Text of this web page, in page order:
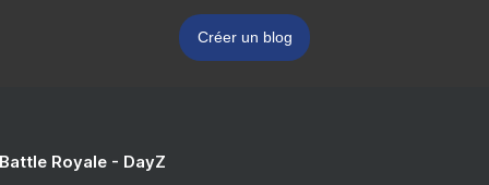
Créer un blog
Royale - DayZ